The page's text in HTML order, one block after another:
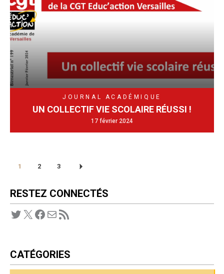
JOURNAL ACADÉMIQUE
UN COLLECTIF VIE SCOLAIRE RÉUSSI !
17 février 2024
1 2 3
RESTEZ CONNECTÉS
Twitter X Facebook E-mail Flux RSS
CATÉGORIES